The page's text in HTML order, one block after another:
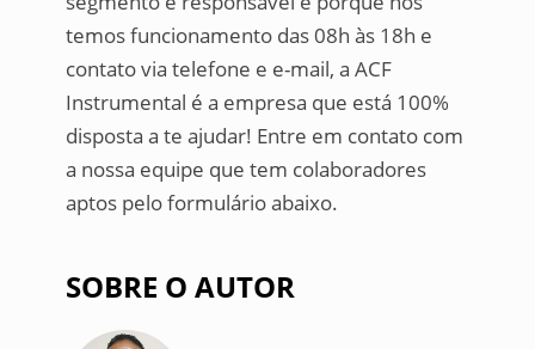
temos funcionamento das 08h às 18h e
contato via telefone e e-mail, a ACF
Instrumental é a empresa que está 100%
disposta a te ajudar! Entre em contato com
a nossa equipe que tem colaboradores
aptos pelo formulário abaixo.
SOBRE O AUTOR